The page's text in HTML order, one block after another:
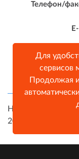
Телефон/
Наружная
2026
Для
сервисов
Продолжая